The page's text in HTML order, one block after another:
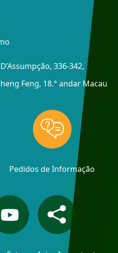
336-342,
Feng, 18.° andar Macau
Pedidos de Informação